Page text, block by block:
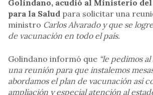
Golindano, acudió al Ministerio
para la Salud para solicitar una
ministro Carlos Alvarado y que se
de vacunación en todo el país.
Golindano informó que “le pedimos
una reunión para que instalemos
abordamos el plan de vacunación así
ampliación y especial atención al